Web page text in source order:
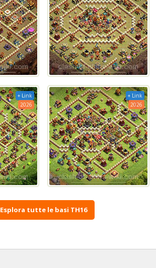
+ Link
2026
+ Link
2026
Esplora tutte le basi TH16